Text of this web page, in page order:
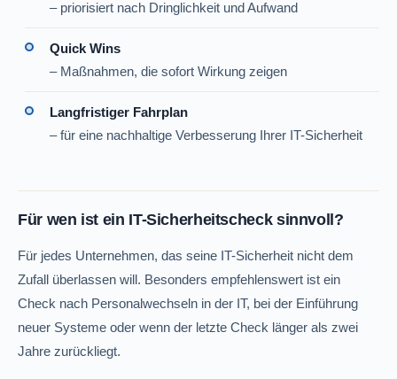
– priorisiert nach Dringlichkeit und Aufwand
Quick Wins
– Maßnahmen, die sofort Wirkung zeigen
Langfristiger Fahrplan
– für eine nachhaltige Verbesserung Ihrer IT-Sicherheit
Für wen ist ein IT-Sicherheitscheck sinnvoll?
Für jedes Unternehmen, das seine IT-Sicherheit nicht dem
Zufall überlassen will. Besonders empfehlenswert ist ein
Check nach Personalwechseln in der IT, bei der Einführung
neuer Systeme oder wenn der letzte Check länger als zwei
Jahre zurückliegt.